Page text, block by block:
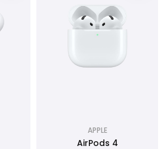
APPLE
AirPods 4